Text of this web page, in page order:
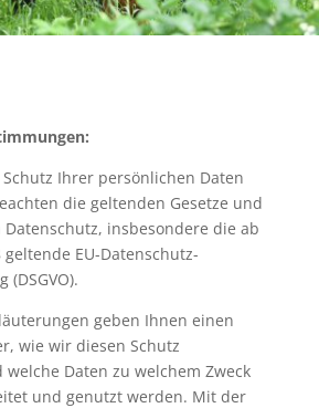
Ihrer persönlichen Daten
die geltenden Gesetze und
insbesondere die ab
EU-Datenschutz-
geben Ihnen einen
wie wir diesen Schutz
Daten zu welchem Zweck
und genutzt werden. Mit der